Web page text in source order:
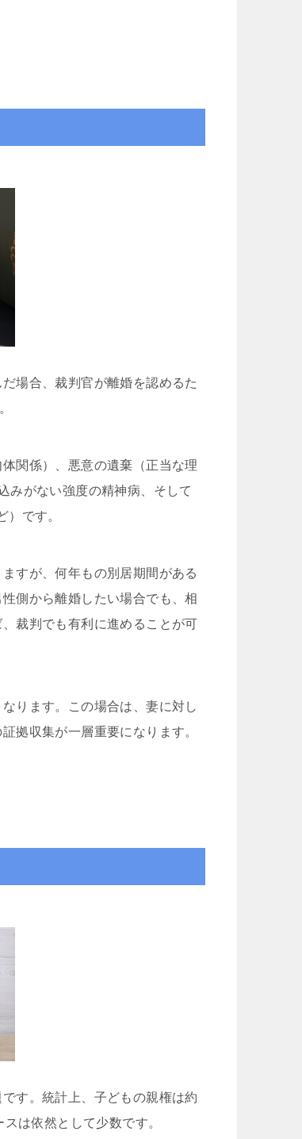
場合、裁判官が離婚を認めるた
関係）、悪意の遺棄（正当な理
みがない強度の精神病、そして
です。
すが、何年もの別居期間がある
側から離婚したい場合でも、相
裁判でも有利に進めることが可
ります。この場合は、妻に対し
拠収集が一層重要になります。
す。統計上、子どもの親権は約
は依然として少数です。